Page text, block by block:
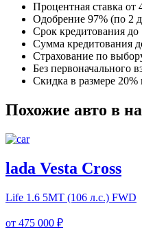
Процентная ставка от
Одобрение 97% (по 2
Срок кредитования до
Сумма кредитования
Страхование по
Без первоначального
Скидка в размере 20%
Похожие авто в
lada Vesta Cross
Life 1.6 5MT (106 л.с.) FWD
от 475 000 ₽